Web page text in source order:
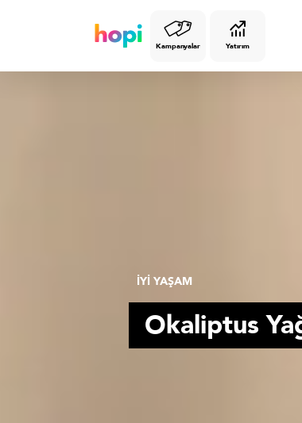
Kampanyalar Yatırım
İYİ YAŞAM
Okaliptus